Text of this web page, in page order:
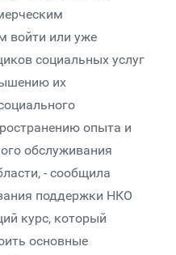
войти или уже
социальных услуг
их
опыта и
обслуживания
- сообщила
поддержки НКО
курс, который
основные